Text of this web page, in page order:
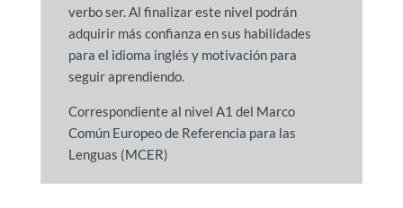
verbo ser. Al finalizar este nivel podrán
adquirir más confianza en sus habilidades
para el idioma inglés y motivación para
seguir aprendiendo.
Correspondiente al nivel A1 del Marco
Común Europeo de Referencia para las
Lenguas (MCER)